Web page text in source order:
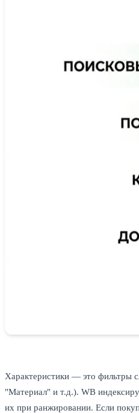
Характеристики — это фильтры
"Материал" и т.д.). WB
их при ранжировании. Если